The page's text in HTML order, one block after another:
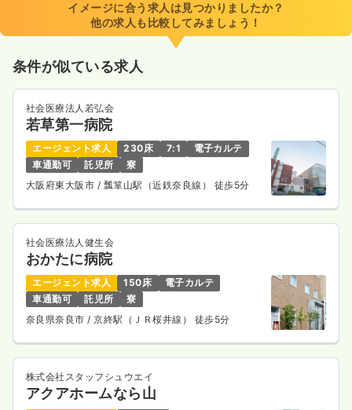
8:30～17:15
日祝休み
年間休日123日 4週8休以上
ブランク可
外来正・准看護師
2交代（常勤） 一時募集休止
30.1万円〜/月 賞与2回
時間 8:30～17:15
年間休日123日
4週8休以上
ブランク可
月給30万円以上可
気になる 詳細を見る
訪問看護正看護師
イメージに合う求人は見つかりましたか？
他の求人も比較してみましょう！
条件が似ている求人
社会医療法人若弘会
若草第一病院
エージェント求人 230床 7:1
電子カルテ
車通勤可
託児所
寮
大阪府東大阪市 / 瓢箪山駅（近鉄奈良線） 徒歩5分
社会医療法人健生会
おかたに病院
エージェント求人 150床
電子カルテ
車通勤可
託児所
寮
奈良県奈良市/ 京終駅（ＪＲ桜井線） 徒歩5分
株式会社スタッフシュウエイ
アクアホームなら山